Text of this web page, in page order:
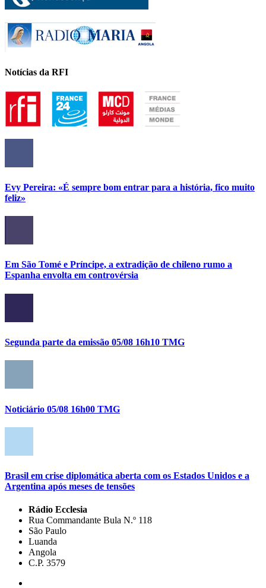
Notícias da RFI
Evy Pereira: «É sempre bom entrar para a história, fico muito
feliz»
Em São Tomé e Príncipe, a extradição de chileno rumo a
Espanha envolta em controvérsia
Segunda parte da emissão 05/08 16h10 TMG
Noticiário 05/08 16h00 TMG
Brasil em crise diplomática aberta com os Estados Unidos e a
Argentina após meses de tensões
Rádio Ecclesia
Rua Commandante Bula N.º 118
São Paulo
Luanda
Angola
C.P. 3579